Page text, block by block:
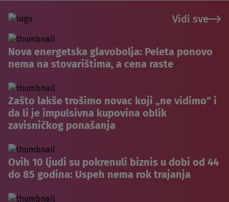
Vidi sve
Nova energetska glavobolja: Peleta ponovo
nema na stovarištima, a cena raste
Zašto lakše trošimo novac koji „ne vidimo“ i
da li je impulsivna kupovina oblik
zavisničkog ponašanja
Ovih 10 ljudi su pokrenuli biznis u dobi od 44
do 85 godina: Uspeh nema rok trajanja